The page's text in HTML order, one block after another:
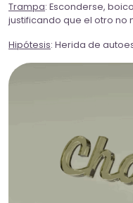
Trampa: Esconderse,
justificando que el otro no
Hipótesis: Herida de